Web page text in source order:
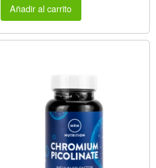
Añadir al carrito